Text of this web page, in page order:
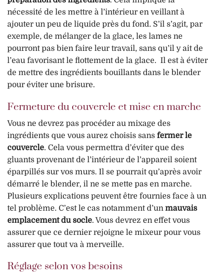
nécessité de les mettre à l’intérieur en veillant à
ajouter un peu de liquide près du fond. S’il s’agit, par
exemple, de mélanger de la glace, les lames ne
pourront pas bien faire leur travail, sans qu’il y ait de
l’eau favorisant le flottement de la glace. Il est à éviter
de mettre des ingrédients bouillants dans le blender
pour éviter une brisure.
Fermeture du couvercle et mise en marche
Vous ne devrez pas procéder au mixage des
ingrédients que vous aurez choisis sans fermer le
couvercle. Cela vous permettra d’éviter que des
gluants provenant de l’intérieur de l’appareil soient
éparpillés sur vos murs. Il se pourrait qu’après avoir
démarré le blender, il ne se mette pas en marche.
Plusieurs explications peuvent être fournies face à un
tel problème. C’est le cas notamment d’un mauvais
emplacement du socle. Vous devrez en effet vous
assurer que ce dernier rejoigne le mixeur pour vous
assurer que tout va à merveille.
Réglage selon vos besoins